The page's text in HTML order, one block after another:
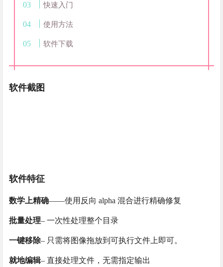
快速入门
使用方法
软件下载
软件截图
软件特征
数学上精确——使用反向 alpha 混合进行精确修复
批量处理– 一次性处理整个目录
一键移除– 只需将图像拖放到可执行文件上即可。
就地编辑– 直接处理文件，无需指定输出